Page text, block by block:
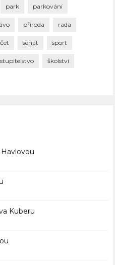
park parkování
příroda rada
senát sport
školství
Kuberu